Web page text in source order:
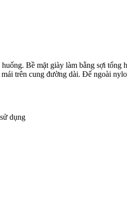
Bề mặt giày làm bằng sợi tổng
trên cung đường dài. Đế ngoài
dụng